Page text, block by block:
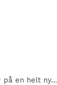
på en helt ny...